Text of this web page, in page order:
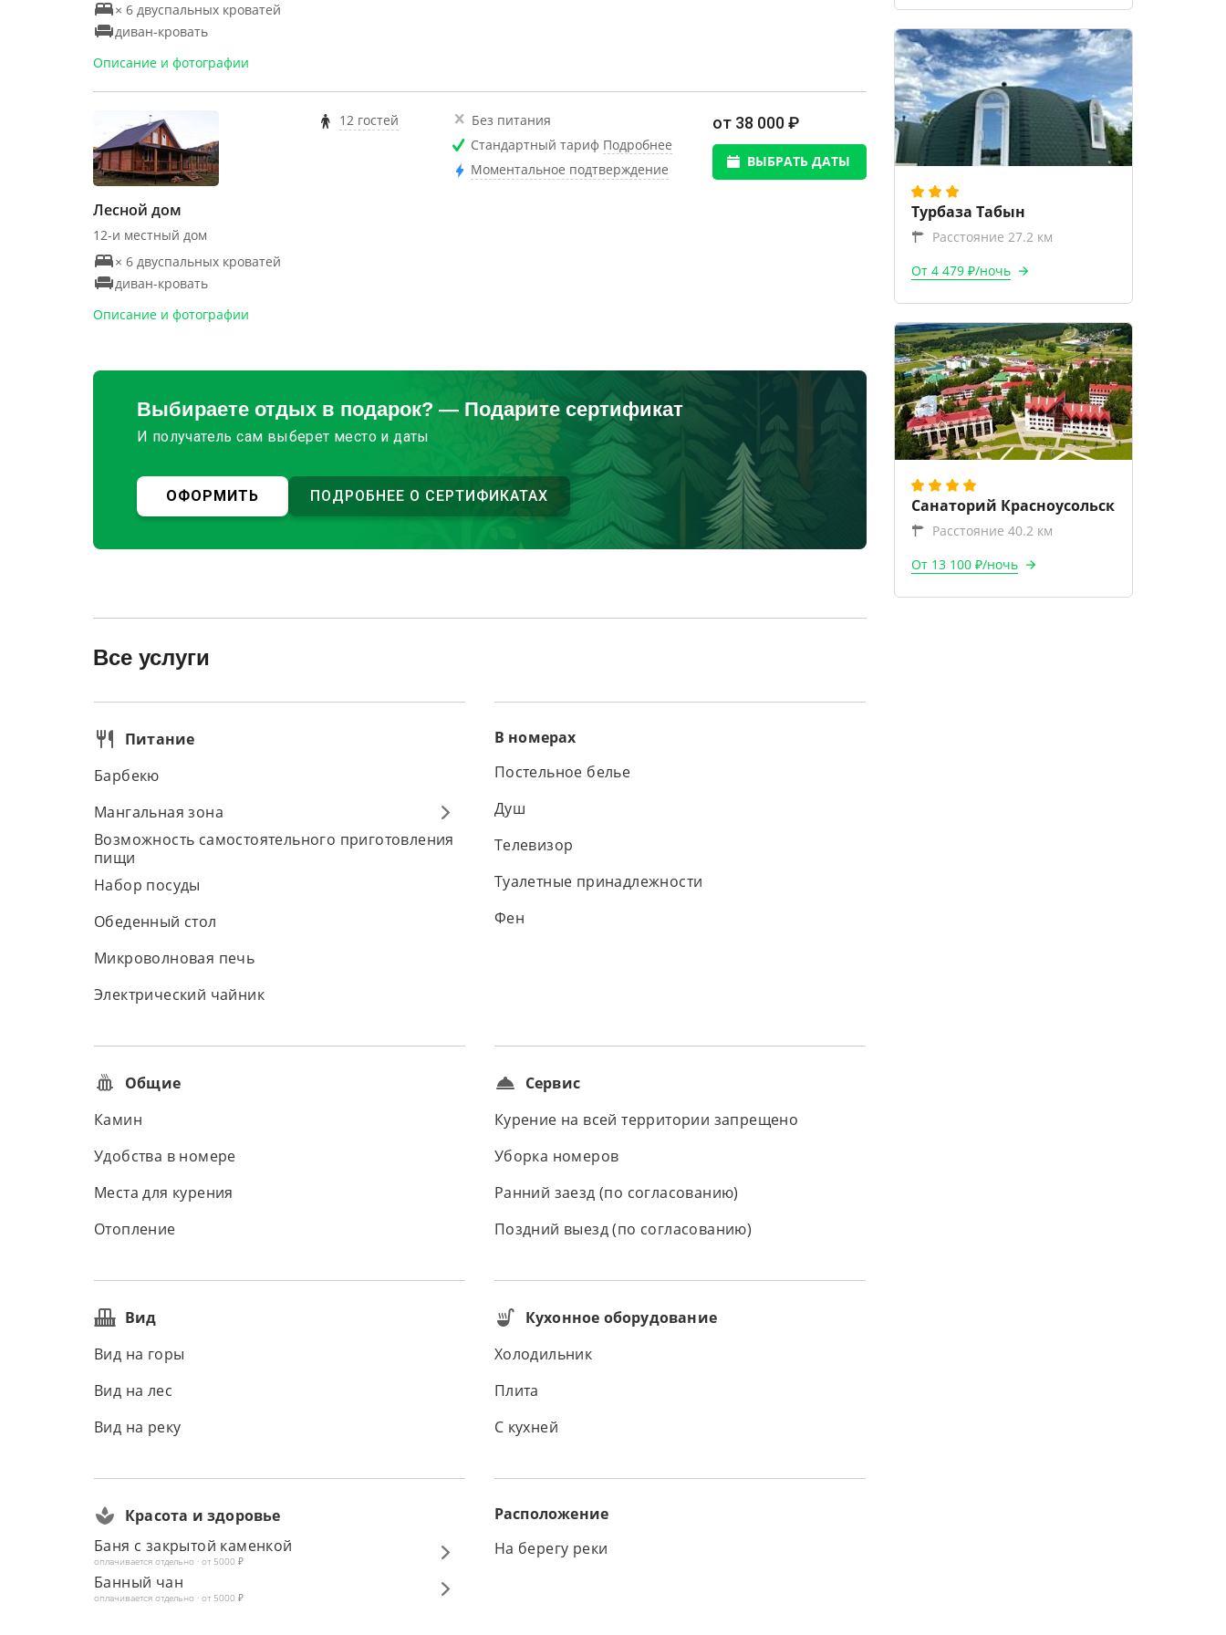
× 6 двуспальных кроватей
диван-кровать
Описание и фотографии
Лесной дом
12-и местный дом
× 6 двуспальных кроватей
диван-кровать
Описание и фотографии
12 гостей
Без питания
Стандартный тариф Подробнее
Моментальное подтверждение
от 38 000 ₽
ВЫБРАТЬ ДАТЫ
Выбираете отдых в подарок? — Подарите сертификат
И получатель сам выберет место и даты
ОФОРМИТЬ ПОДРОБНЕЕ О СЕРТИФИКАТАХ
Все услуги
Питание
Барбекю
Мангальная зона
Возможность самостоятельного приготовления
пищи
Набор посуды
Обеденный стол
Микроволновая печь
Электрический чайник
В номерах
Постельное белье
Душ
Телевизор
Туалетные принадлежности
Фен
Общие
Камин
Удобства в номере
Места для курения
Отопление
Сервис
Курение на всей территории запрещено
Уборка номеров
Ранний заезд (по согласованию)
Поздний выезд (по согласованию)
Вид
Вид на горы
Вид на лес
Вид на реку
Кухонное оборудование
Холодильник
Плита
С кухней
Красота и здоровье
Баня с закрытой каменкой
оплачивается отдельно · от 5000 ₽
Банный чан
оплачивается отдельно · от 5000 ₽
Расположение
На берегу реки
Турбаза Табын
Расстояние 27.2 км
От 4 479 ₽/ночь
Санаторий Красноусольск
Расстояние 40.2 км
От 13 100 ₽/ночь